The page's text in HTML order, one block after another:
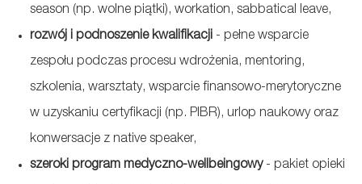
season (np. wolne piątki), workation, sabbatical leave,
rozwój i podnoszenie kwalifikacji- pełne wsparcie
zespołu podczas procesu wdrożenia, mentoring,
szkolenia, warsztaty, wsparcie finansowo-merytoryczne
w uzyskaniu certyfikacji (np. PIBR), urlop naukowy oraz
konwersacje z native speaker,
szeroki program medyczno-wellbeingowy - pakiet opieki